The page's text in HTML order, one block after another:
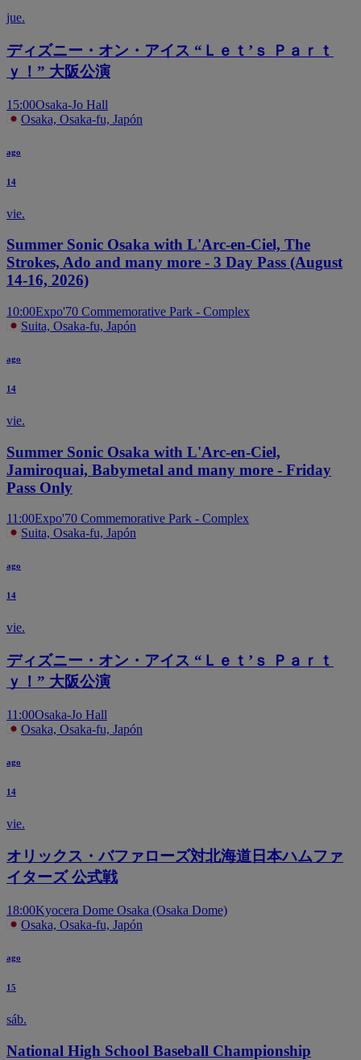
jue.
ディズニー・オン・アイス “Ｌｅｔ’ｓ Ｐａｒｔ
ｙ！” 大阪公演
15:00Osaka-Jo Hall
Osaka, Osaka-fu, Japón
ago
14
vie.
Summer Sonic Osaka with L'Arc-en-Ciel, The
Strokes, Ado and many more - 3 Day Pass (August
14-16, 2026)
10:00Expo'70 Commemorative Park - Complex
Suita, Osaka-fu, Japón
ago
14
vie.
Summer Sonic Osaka with L'Arc-en-Ciel,
Jamiroquai, Babymetal and many more - Friday
Pass Only
11:00Expo'70 Commemorative Park - Complex
Suita, Osaka-fu, Japón
ago
14
vie.
ディズニー・オン・アイス “Ｌｅｔ’ｓ Ｐａｒｔ
ｙ！” 大阪公演
11:00Osaka-Jo Hall
Osaka, Osaka-fu, Japón
ago
14
vie.
オリックス・バファローズ対北海道日本ハムファ
イターズ 公式戦
18:00Kyocera Dome Osaka (Osaka Dome)
Osaka, Osaka-fu, Japón
ago
15
sáb.
National High School Baseball Championship